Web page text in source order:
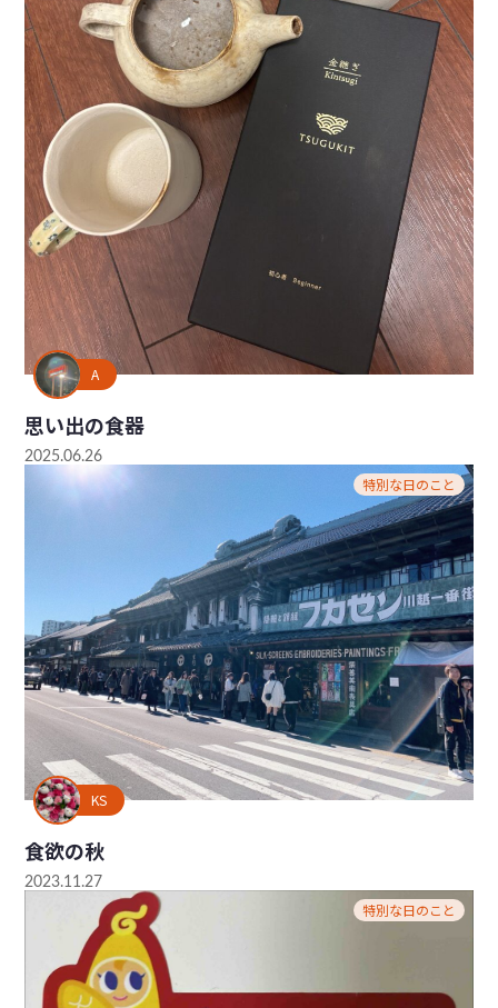
A
思い出の食器
2025.06.26
特別な日のこと
KS
食欲の秋
2023.11.27
特別な日のこと